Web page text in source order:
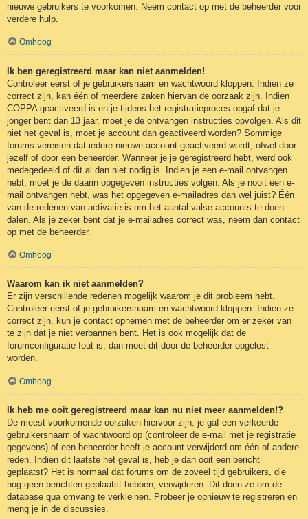
nieuwe gebruikers te voorkomen. Neem contact op met de beheerder voor
verdere hulp.
Omhoog
Ik ben geregistreerd maar kan niet aanmelden!
Controleer eerst of je gebruikersnaam en wachtwoord kloppen. Indien ze
correct zijn, kan één of meerdere zaken hiervan de oorzaak zijn. Indien
COPPA geactiveerd is en je tijdens het registratieproces opgaf dat je
jonger bent dan 13 jaar, moet je de ontvangen instructies opvolgen. Als dit
niet het geval is, moet je account dan geactiveerd worden? Sommige
forums vereisen dat iedere nieuwe account geactiveerd wordt, ofwel door
jezelf of door een beheerder. Wanneer je je geregistreerd hebt, werd ook
medegedeeld of dit al dan niet nodig is. Indien je een e-mail ontvangen
hebt, moet je de daarin opgegeven instructies volgen. Als je nooit een e-
mail ontvangen hebt, was het opgegeven e-mailadres dan wel juist? Één
van de redenen van activatie is om het aantal valse accounts te doen
dalen. Als je zeker bent dat je e-mailadres correct was, neem dan contact
op met de beheerder.
Omhoog
Waarom kan ik niet aanmelden?
Er zijn verschillende redenen mogelijk waarom je dit probleem hebt.
Controleer eerst of je gebruikersnaam en wachtwoord kloppen. Indien ze
correct zijn, kun je contact opnemen met de beheerder om er zeker van
te zijn dat je niet verbannen bent. Het is ook mogelijk dat de
forumconfiguratie fout is, dan moet dit door de beheerder opgelost
worden.
Omhoog
Ik heb me ooit geregistreerd maar kan nu niet meer aanmelden!?
De meest voorkomende oorzaken hiervoor zijn: je gaf een verkeerde
gebruikersnaam of wachtwoord op (controleer de e-mail met je registratie
gegevens) of een beheerder heeft je account verwijderd om één of andere
reden. Indien dit laatste het geval is, heb je dan ooit een bericht
geplaatst? Het is normaal dat forums om de zoveel tijd gebruikers, die
nog geen berichten geplaatst hebben, verwijderen. Dit doen ze om de
database qua omvang te verkleinen. Probeer je opnieuw te registreren en
meng je in de discussies.